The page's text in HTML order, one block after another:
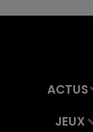
ACTUS
JEUX